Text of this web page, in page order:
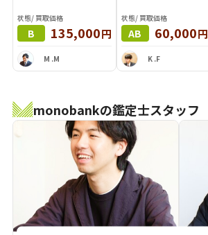
状態/ 買取価格
B 135,000円
M .M
状態/ 買取価格
AB 60,000円
K .F
monobankの鑑定士スタッフ